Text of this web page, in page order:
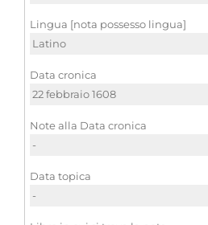
Lingua [nota possesso lingua]
Latino
Data cronica
22 febbraio 1608
Note alla Data cronica
-
Data topica
-